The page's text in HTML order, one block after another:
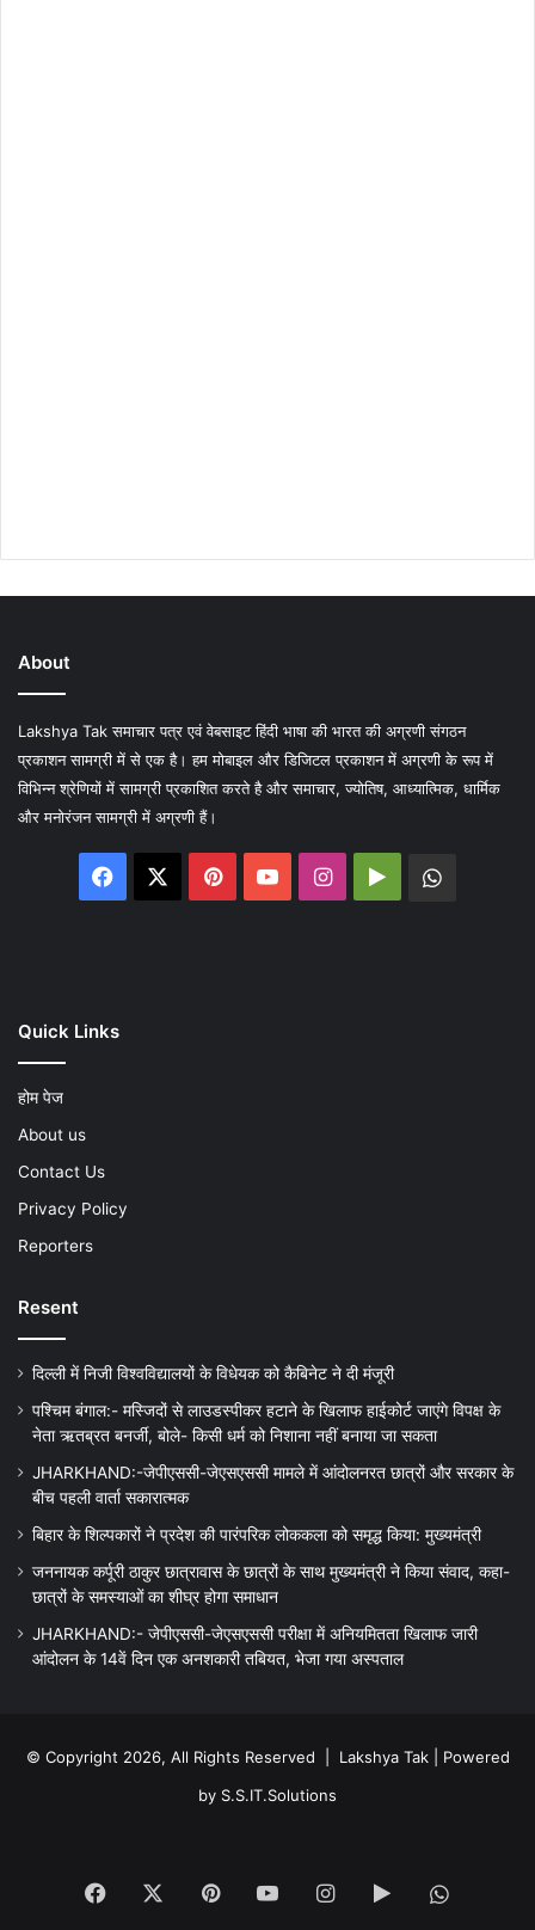
About
Lakshya Tak समाचार पत्र एवं वेबसाइट हिंदी भाषा की भारत की अग्रणी संगठन
प्रकाशन सामग्री में से एक है। हम मोबाइल और डिजिटल प्रकाशन में अग्रणी के रूप में
विभिन्न श्रेणियों में सामग्री प्रकाशित करते है और समाचार, ज्योतिष, आध्यात्मिक, धार्मिक
और मनोरंजन सामग्री में अग्रणी हैं।
Facebook PinterestYouTubeInstagram
Google
Quick Links
होम पेज
About us
Contact Us
Privacy Policy
Reporters
Resent
दिल्ली में निजी विश्वविद्यालयों के विधेयक को कैबिनेट ने दी मंजूरी
पश्चिम बंगाल:- मस्जिदों से लाउडस्पीकर हटाने के खिलाफ हाईकोर्ट जाएंगे विपक्ष के
नेता ऋतब्रत बनर्जी, बोले- किसी धर्म को निशाना नहीं बनाया जा सकता
JHARKHAND:-जेपीएससी-जेएसएससी मामले में आंदोलनरत छात्रों और सरकार के
बीच पहली वार्ता सकारात्मक
बिहार के शिल्पकारों ने प्रदेश की पारंपरिक लोककला को समृद्ध किया: मुख्यमंत्री
जननायक कर्पूरी ठाकुर छात्रावास के छात्रों के साथ मुख्यमंत्री ने किया संवाद, कहा-
छात्रों के समस्याओं का शीघ्र होगा समाधान
JHARKHAND:- जेपीएससी-जेएसएससी परीक्षा में अनियमितता खिलाफ जारी
आंदोलन के 14वें दिन एक अनशकारी तबियत, भेजा गया अस्पताल
© Copyright 2026, All Rights Reserved | Lakshya Tak| Powered
by S.S.IT.Solutions
Facebook PinterestYouTubeInstagram
Google